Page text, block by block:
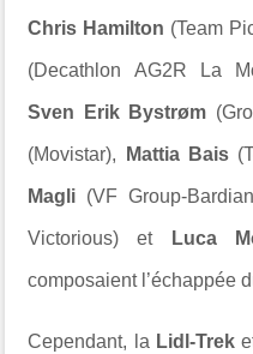
Chris Hamilton (Team
(Decathlon AG2R La
Sven Erik Bystrøm
(Movistar), Mattia Bais
Magli (VF Group-
Victorious) et Luca
composaient l’échappée
Cependant, la Lidl-Trek